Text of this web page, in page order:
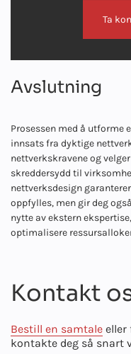
Ta
Avslutning
Prosessen med å utforme
innsats fra dyktige
nettverkskravene og
skreddersydd til
nettverksdesign
oppfylles, men gir deg
nytte av ekstern
optimalisere
Kontakt
Bestill en samtale eller
kontakte deg så snart